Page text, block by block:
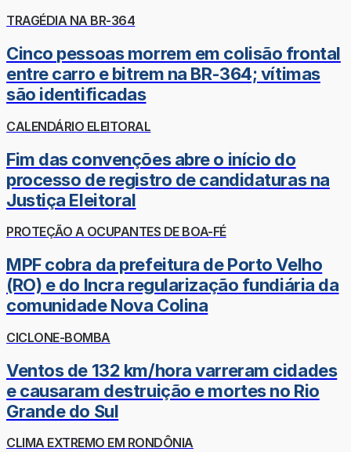
TRAGÉDIA NA BR-364
Cinco pessoas morrem em colisão frontal
entre carro e bitrem na BR-364; vítimas
são identificadas
CALENDÁRIO ELEITORAL
Fim das convenções abre o início do
processo de registro de candidaturas na
Justiça Eleitoral
PROTEÇÃO A OCUPANTES DE BOA-FÉ
MPF cobra da prefeitura de Porto Velho
(RO) e do Incra regularização fundiária da
comunidade Nova Colina
CICLONE-BOMBA
Ventos de 132 km/hora varreram cidades
e causaram destruição e mortes no Rio
Grande do Sul
CLIMA EXTREMO EM RONDÔNIA